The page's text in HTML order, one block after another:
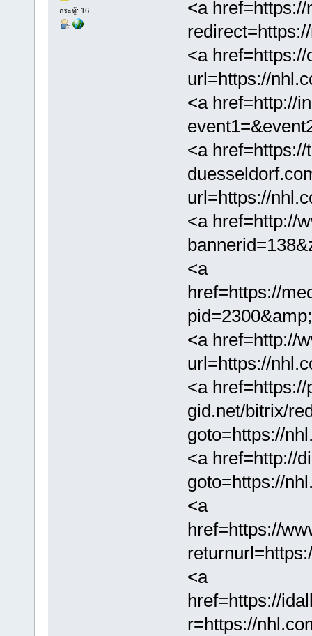
กระทู้: 16
<a
<a
url=https://
<a href=http://
<a
url=https://
<a href=http://
<a
href=https://
<a href=http://
url=https://
<a
gid.net/bitrix/
goto=https://
<a href=http://
goto=https://
<a
href=https://
<a
href=https://
r=https://